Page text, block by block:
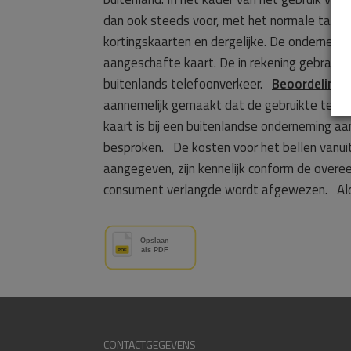
dan ook steeds voor, met het normale
kortingskaarten en dergelijke. De
aangeschafte kaart. De in rekening
buitenlands telefoonverkeer. Beoordeling
aannemelijk gemaakt dat de gebruikte
kaart is bij een buitenlandse onderneming
besproken. De kosten voor het bellen
aangegeven, zijn kennelijk conform de
consument verlangde wordt afgewezen.
CONTACTGEGEVENS